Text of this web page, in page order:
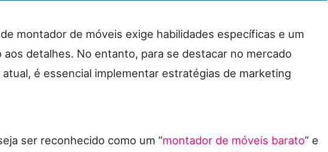
montador de móveis exige habilidades específicas e um
aos detalhes. No entanto, para se destacar no mercado
é essencial implementar estratégias de marketing
ser reconhecido como um “montador de móveis barato” e